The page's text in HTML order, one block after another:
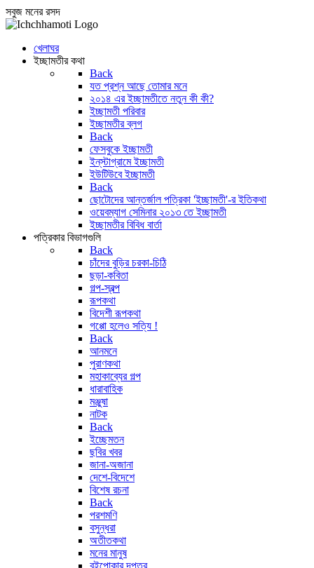
সবুজ মনের রসদ
খেলাঘর
ইচ্ছামতীর কথা
Back
যত প্রশ্ন আছে তোমার মনে
২০১৪ এর ইচ্ছামতীতে নতুন কী কী?
ইচ্ছামতী পরিবার
ইচ্ছামতীর ব্লগ
Back
ফেসবুকে ইচ্ছামতী
ইন্‌স্টাগ্রামে ইচ্ছামতী
ইউটিউবে ইচ্ছামতী
Back
ছোটোদের আন্তর্জাল পত্রিকা 'ইচ্ছামতী'-র ইতিকথা
ওয়েবম্যাগ সেমিনার ২০১৩ তে ইচ্ছামতী
ইচ্ছামতীর বিবিধ বার্তা
পত্রিকার বিভাগগুলি
Back
চাঁদের বুড়ির চরকা-চিঠি
ছড়া-কবিতা
গল্প-স্বল্প
রূপকথা
বিদেশী রূপকথা
গপ্পো হলেও সত্যি !
Back
আনমনে
পুরাণকথা
মহাকাব্যের গল্প
ধারাবাহিক
মঞ্জুষা
নাটক
Back
ইচ্ছেমতন
ছবির খবর
জানা-অজানা
দেশে-বিদেশে
বিশেষ রচনা
Back
পরশমণি
বসুন্ধরা
অতীতকথা
মনের মানুষ
বইপোকার দপ্তর